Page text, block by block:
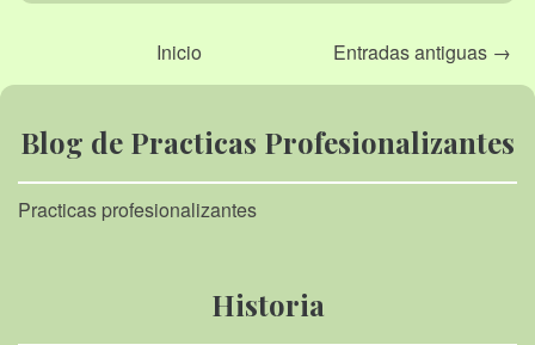
Entradas antiguas →
Inicio
Blog de Practicas Profesionalizantes
Practicas profesionalizantes
Historia